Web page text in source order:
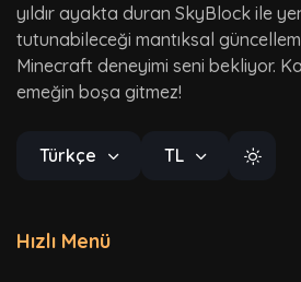
yıldır ayakta duran SkyBlock ile
tutunabileceği mantıksal
Minecraft deneyimi seni bekliyor.
emeğin boşa gitmez!
Türkçe TL
Hızlı Menü